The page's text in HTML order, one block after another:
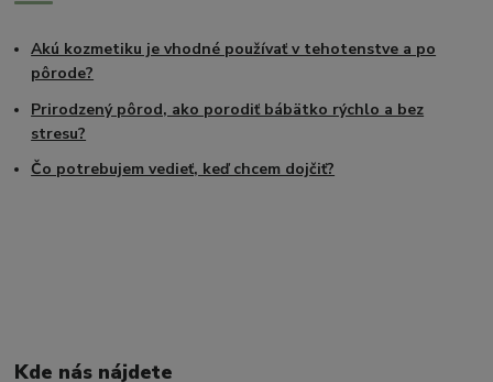
Akú kozmetiku je vhodné používať v tehotenstve a po
pôrode?
Prirodzený pôrod, ako porodiť bábätko rýchlo a bez
stresu?
Čo potrebujem vedieť, keď chcem dojčiť?
Kde nás nájdete